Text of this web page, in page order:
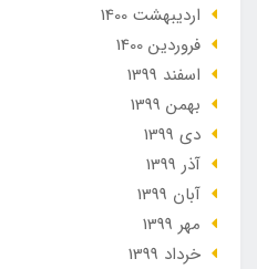
ارديبهشت 1400
فروردین 1400
اسفند 1399
بهمن 1399
دی 1399
آذر 1399
آبان 1399
مهر 1399
خرداد 1399